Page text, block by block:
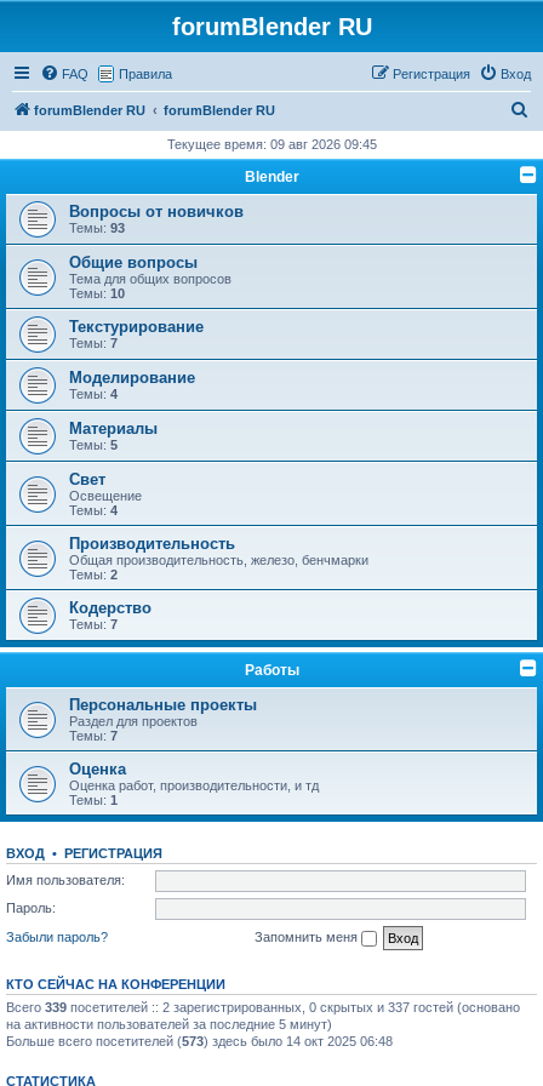
forumBlender RU
FAQ Правила Вход
Регистрация
forumBlender RU forumBlender RU
и
с
Текущее время: 09 авг 2026 09:45
Blender
Вопросы от новичков
Темы: 93
Общие вопросы
Тема для общих вопросов
Темы: 10
Текстурирование
Темы: 7
Моделирование
Темы: 4
Материалы
Темы: 5
Свет
Освещение
Темы: 4
Производительность
Общая производительность, железо, бенчмарки
Темы: 2
Кодерство
Темы: 7
Работы
Персональные проекты
Раздел для проектов
Темы: 7
Оценка
Оценка работ, производительности, и тд
Темы: 1
ВХОД • РЕГИСТРАЦИЯ
Имя пользователя:
Пароль:
Забыли пароль?
Запомнить меня
КТО СЕЙЧАС НА КОНФЕРЕНЦИИ
Всего 339 посетителей :: 2 зарегистрированных, 0 скрытых и 337 гостей (основано
на активности пользователей за последние 5 минут)
Больше всего посетителей (573) здесь было 14 окт 2025 06:48
СТАТИСТИКА